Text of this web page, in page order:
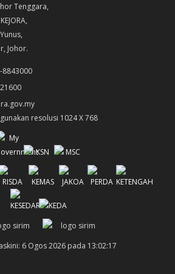
Tenggara,
Johor.
8843000
resolusi 1024 X 768
6 Ogos 2026 pada 13:02:17